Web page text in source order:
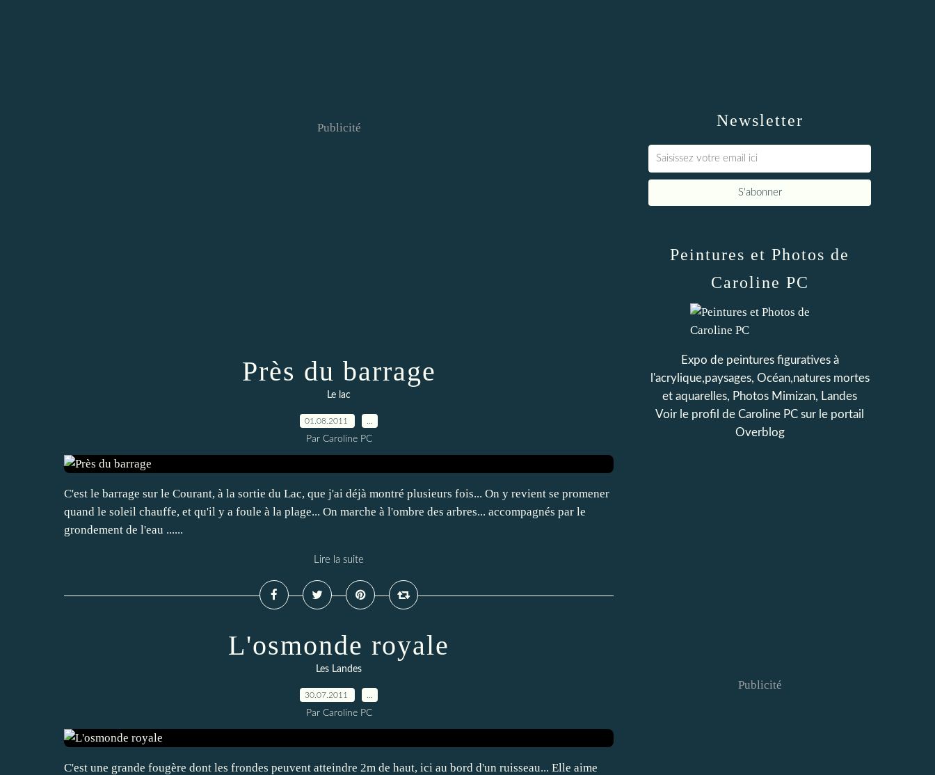
Publicité
Près du barrage
Le lac
01.08.2011
Par Caroline PC
C'est le barrage sur le Courant, à la sortie du Lac, que j'ai déjà montré plusieurs fois... On y revient se promener
quand le soleil chauffe, et qu'il y a foule à la plage... On marche à l'ombre des arbres... accompagnés par le
grondement de l'eau ......
Lire la suite
L'osmonde royale
Les Landes
30.07.2011
Par Caroline PC
C'est une grande fougère dont les frondes peuvent atteindre 2m de haut, ici au bord d'un ruisseau... Elle aime
Newsletter
Peintures et Photos de
Caroline PC
Expo de peintures figuratives à
l'acrylique,paysages, Océan,natures mortes
et aquarelles, Photos Mimizan, Landes
Voir le profil de Caroline PC sur le portail
Overblog
Publicité